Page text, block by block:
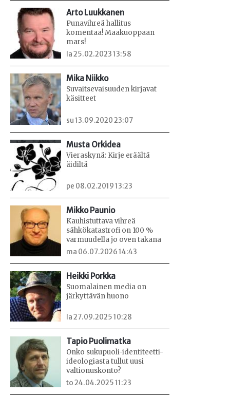
Arto Luukkanen
Punavihreä hallitus
komentaa! Maakuoppaan
mars!
la 25.02.2023 13:58
Mika Niikko
Suvaitsevaisuuden kirjavat
käsitteet
su 13.09.2020 23:07
Musta Orkidea
Vieraskynä: Kirje eräältä
äidiltä
pe 08.02.2019 13:23
Mikko Paunio
Kauhistuttava vihreä
sähkökatastrofi on 100 %
varmuudella jo oven takana
ma 06.07.2026 14:43
Heikki Porkka
Suomalainen media on
järkyttävän huono
la 27.09.2025 10:28
Tapio Puolimatka
Onko sukupuoli-identiteetti-
ideologiasta tullut uusi
valtionuskonto?
to 24.04.2025 11:23